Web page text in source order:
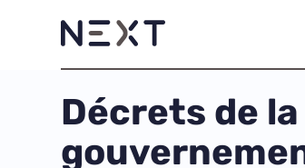
Décrets de